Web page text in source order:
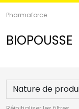
Pharmaforce
BIOPOUSSE
Nature de